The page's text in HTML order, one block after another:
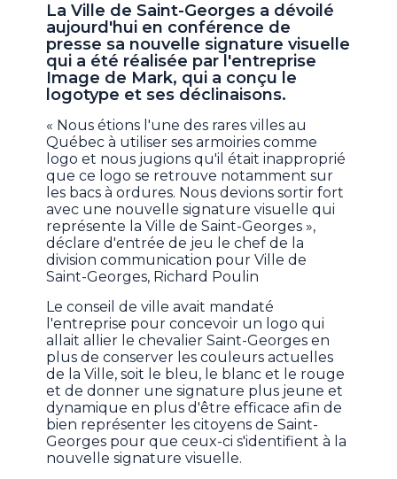
La Ville de Saint-Georges a dévoilé
aujourd'hui en conférence de
presse sa nouvelle signature visuelle
qui a été réalisée par l'entreprise
Image de Mark, qui a conçu le
logotype et ses déclinaisons.
« Nous étions l'une des rares villes au
Québec à utiliser ses armoiries comme
logo et nous jugions qu'il était inapproprié
que ce logo se retrouve notamment sur
les bacs à ordures. Nous devions sortir fort
avec une nouvelle signature visuelle qui
représente la Ville de Saint-Georges »,
déclare d'entrée de jeu le chef de la
division communication pour Ville de
Saint-Georges, Richard Poulin
Le conseil de ville avait mandaté
l'entreprise pour concevoir un logo qui
allait allier le chevalier Saint-Georges en
plus de conserver les couleurs actuelles
de la Ville, soit le bleu, le blanc et le rouge
et de donner une signature plus jeune et
dynamique en plus d'être efficace afin de
bien représenter les citoyens de Saint-
Georges pour que ceux-ci s'identifient à la
nouvelle signature visuelle.